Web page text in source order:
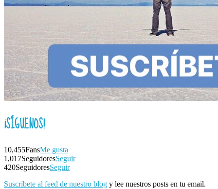
¡SÍGUENOS!
10,455FansMe gusta
1,017SeguidoresSeguir
420SeguidoresSeguir
Suscríbete al feed de nuestro blog y lee nuestros posts en tu email.